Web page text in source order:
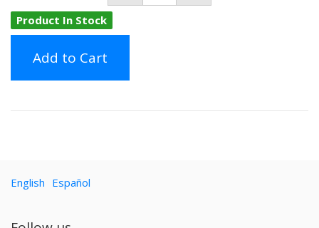
Product In Stock
Add to Cart
English Español